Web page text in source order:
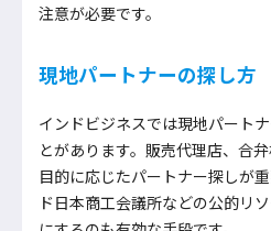
注意が必要です。
現地パートナーの探し方
インドビジネスでは現地パート
とがあります。販売代理店、合
目的に応じたパートナー探しが
ド日本商工会議所などの公的リ